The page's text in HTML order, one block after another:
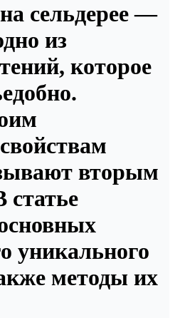
сельдерее —
из
которое
вторым
уникального
методы их